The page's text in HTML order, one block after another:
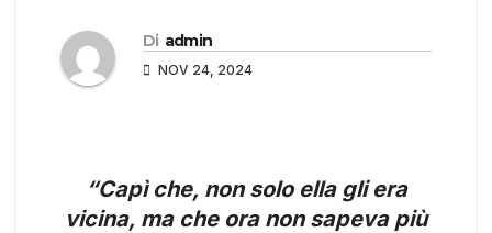
Di admin
NOV 24, 2024
“Capì che, non solo ella gli era
vicina, ma che ora non sapeva più